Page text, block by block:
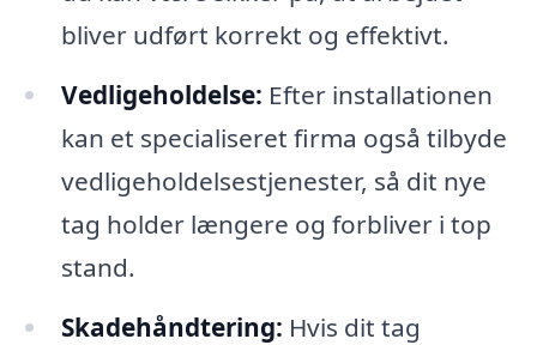
bliver udført korrekt og effektivt.
Vedligeholdelse: Efter installationen
kan et specialiseret firma også tilbyde
vedligeholdelsestjenester, så dit nye
tag holder længere og forbliver i top
stand.
Skadehåndtering: Hvis dit tag